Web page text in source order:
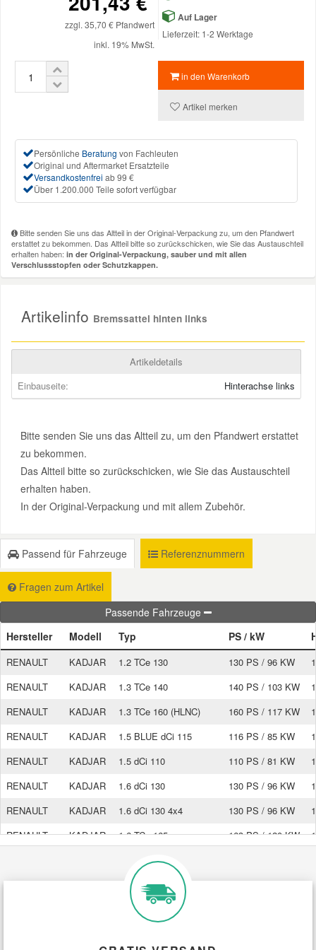
zzgl. 35,70 € Pfandwert
inkl. 19% MwSt.
Auf Lager
Lieferzeit: 1-2 Werktage
in den Warenkorb
Artikel merken
Persönliche Beratung von Fachleuten
Original und Aftermarket Ersatzteile
Versandkostenfrei ab 99 €
Über 1.200.000 Teile sofort verfügbar
Bitte senden Sie uns das Altteil in der Original-Verpackung zu, um den Pfandwert
erstattet zu bekommen. Das Altteil bitte so zurückschicken, wie Sie das Austauschteil
erhalten haben: in der Original-Verpackung, sauber und mit allen
Verschlussstopfen oder Schutzkappen.
Artikelinfo Bremssattel hinten links
Artikeldetails
Einbauseite:
Hinterachse links
Bitte senden Sie uns das Altteil zu, um den Pfandwert erstattet
zu bekommen.
Das Altteil bitte so zurückschicken, wie Sie das Austauschteil
erhalten haben.
In der Original-Verpackung und mit allem Zubehör.
Passend für Fahrzeuge Referenznummern
Fragen zum Artikel
Passende Fahrzeuge
Hersteller
Modell Typ PS / kW
RENAULT KADJAR 1.2 TCe 130 130 PS / 96 KW
RENAULT
KADJAR 1.3 TCe 140 140 PS / 103 KW
RENAULT
KADJAR 1.3 TCe 160 (HLNC) 160 PS / 117 KW
RENAULT
KADJAR 1.5 BLUE dCi 115 116 PS / 85 KW
RENAULT
KADJAR 1.5 dCi 110 110 PS / 81 KW
RENAULT
KADJAR 1.6 dCi 130 130 PS / 96 KW
RENAULT
KADJAR 1.6 dCi 130 4x4 130 PS / 96 KW
RENAULT
KADJAR 1.6 TCe 165 163 PS / 120 KW
1.7 Blue dCi 150 (HLA7)
RENAULT
KADJAR 1.7 Blue dCi 150 4WD 150 PS / 110 KW
Mazda Ersatzteile
Mercedes Ersatzteile
Mitsubishi Ersatzteile
Nissan Ersatzteile
Porsche Ersatzteile
Seat Ersatzteile
Skoda Ersatzteile
Smart Ersatzteile
Suzuki Ersatzteile
Toyota Ersatzteile
Vauxhall Ersatzteile
Volvo Ersatzteile